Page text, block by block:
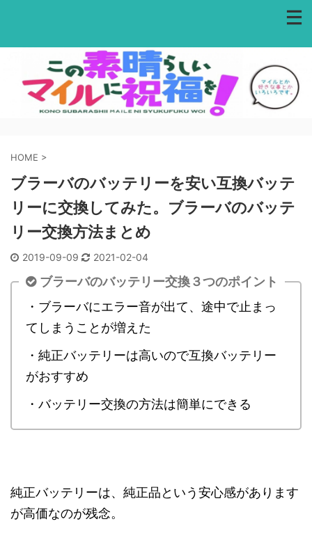
HOME >
ブラーバのバッテリーを安い互換バッテ
リーに交換してみた。ブラーバのバッテ
リー交換方法まとめ
2019-09-09 2021-02-04
ブラーバのバッテリー交換３つのポイント
・ブラーバにエラー音が出て、途中で止まっ
てしまうことが増えた
・純正バッテリーは高いので互換バッテリー
がおすすめ
・バッテリー交換の方法は簡単にできる
純正バッテリーは、純正品という安心感があります
が高価なのが残念。